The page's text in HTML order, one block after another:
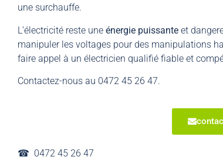
une surchauffe.
L’électricité reste une énergie puissante et
manipuler les voltages pour des manipulations
faire appel à un électricien qualifié fiable et
Contactez-nous au 0472 45 26 47.
☎︎ 0472 45 26 47